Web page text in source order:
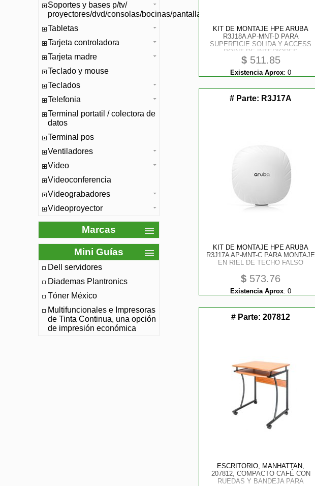
Soportes y bases p/tv/
proyectores/dvd/consolas/bocinas/pantallas/monotores
Tabletas
Tarjeta controladora
Tarjeta madre
Teclado y mouse
Teclados
Telefonia
Terminal portatil / colectora de
datos
Terminal pos
Ventiladores
Video
Videoconferencia
Videograbadores
Videoproyector
Marcas
Mini Guías
Dell servidores
Diademas Plantronics
Tóner México
Multifuncionales e Impresoras
de Tinta Continua, una opción
de impresión económica
KIT DE MONTAJE HPE ARUBA
R3J18A AP-MNT-D PARA
SUPERFICIE SOLIDA Y ACCESS
POINT DE INTERIORES
$511.85
Existencia Aprox: 0
# Parte: R3J17A
KIT DE MONTAJE HPE ARUBA
R3J17A AP-MNT-C PARA MONTAJE
EN RIEL DE TECHO FALSO
$ 573.76
Existencia Aprox: 0
# Parte:207812
ESCRITORIO, MANHATTAN,
207812, COMPACTO CAFÉ CON
RUEDAS Y BANDEJA PARA